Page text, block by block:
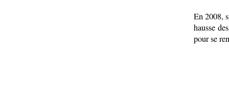
En 2008,
hausse
pour se